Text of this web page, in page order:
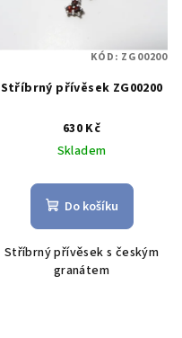
Stříbrný přívěsek ZG00200
630 Kč
Skladem
Do košíku
Stříbrný přívěsek s českým
granátem
KÓD: ZG00200